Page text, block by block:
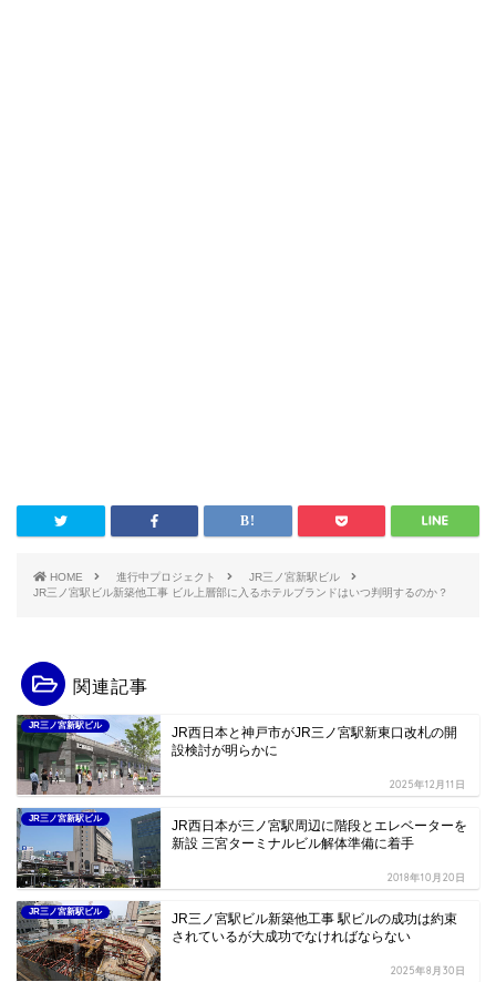
HOME 進行中プロジェクト
JR三ノ宮新駅ビル
JR三ノ宮駅ビル新築他工事 ビル上層部に入るホテルブランドはいつ判明するのか？
関連記事
JR三ノ宮新駅ビル
JR西日本と神戸市がJR三ノ宮駅新東口改札の開
設検討が明らかに
2025年12月11日
JR三ノ宮新駅ビル
JR西日本が三ノ宮駅周辺に階段とエレベーターを
新設 三宮ターミナルビル解体準備に着手
2018年10月20日
JR三ノ宮新駅ビル
JR三ノ宮駅ビル新築他工事 駅ビルの成功は約束
されているが大成功でなければならない
2025年8月30日